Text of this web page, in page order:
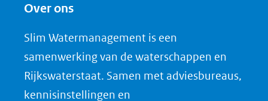
n
o
p
L
Over ons
Slim Watermanagement is een
samenwerking van de waterschappen en
Rijkswaterstaat. Samen met adviesbureaus,
kennisinstellingen en